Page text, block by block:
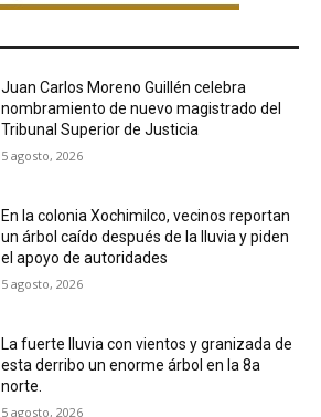
Juan Carlos Moreno Guillén celebra
nombramiento de nuevo magistrado del
Tribunal Superior de Justicia
5 agosto, 2026
En la colonia Xochimilco, vecinos reportan
un árbol caído después de la lluvia y piden
el apoyo de autoridades
5 agosto, 2026
La fuerte lluvia con vientos y granizada de
esta derribo un enorme árbol en la 8a
norte.
5 agosto, 2026